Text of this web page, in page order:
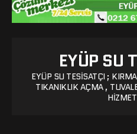
EYÜP SU
EYÜP SU TESISATÇI ;
TIKANIKLIK AÇMA ,